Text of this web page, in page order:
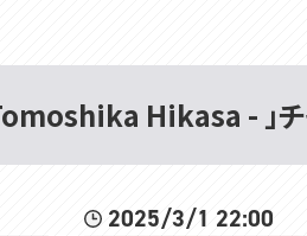
Hikasa - 」
2025/3/1 22:00